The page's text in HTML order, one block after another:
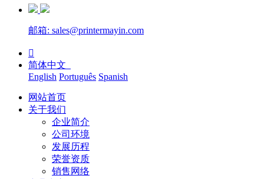
邮箱: sales@printermayin.com

简体中文
English Português Spanish
网站首页
关于我们
企业简介
公司环境
发展历程
荣誉资质
销售网络